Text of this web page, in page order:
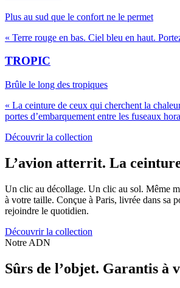
Plus au sud que le confort ne le permet
« Terre rouge en bas. Ciel bleu en haut.
TROPIC
Brûle le long des tropiques
« La ceinture de ceux qui cherchent la
portes d’embarquement entre les fuseaux
Découvrir la collection
L’avion atterrit. La
Un clic au décollage. Un clic au sol. Même
à votre taille. Conçue à Paris, livrée dans sa
rejoindre le quotidien.
Découvrir la collection
Notre ADN
Sûrs de l’objet. Garantis à